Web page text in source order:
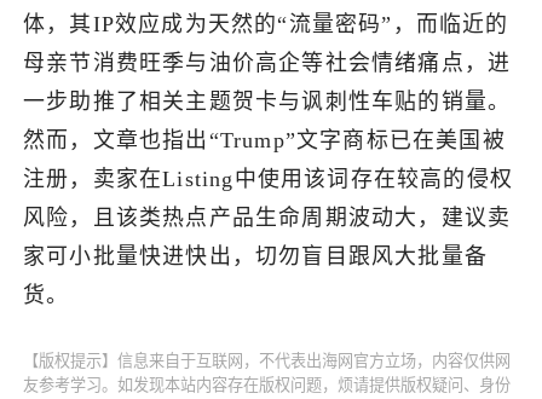
体，其IP效应成为天然的“流量密码”，而临近的
母亲节消费旺季与油价高企等社会情绪痛点，进
一步助推了相关主题贺卡与讽刺性车贴的销量。
然而，文章也指出“Trump”文字商标已在美国被
注册，卖家在Listing中使用该词存在较高的侵权
风险，且该类热点产品生命周期波动大，建议卖
家可小批量快进快出，切勿盲目跟风大批量备
货。
【版权提示】信息来自于互联网，不代表出海网官方立场，内容仅供网
友参考学习。如发现本站内容存在版权问题，烦请提供版权疑问、身份